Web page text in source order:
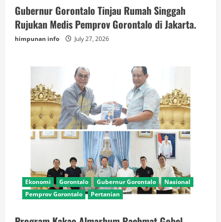
Gubernur Gorontalo Tinjau Rumah Singgah
Rujukan Medis Pemprov Gorontalo di Jakarta.
himpunan info July 27, 2026
Ekonomi Gorontalo Gubernur Gorontalo
Nasional
Pemprov Gorontalo
Pertanian